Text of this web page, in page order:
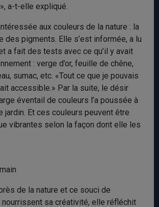
a-t-elle expliqué.
aux couleurs de la nature : la
des pigments. Elle s’est informée, a lu
a fait des tests avec ce qu’il y avait
: verge d’or, feuille de chêne,
sumac, etc. «Tout ce que je pouvais
accessible.» Par la suite, le désir
éventail de couleurs l’a poussée à
jardin. Et ces couleurs peuvent être
vibrantes selon la façon dont elle les
de la nature et ce souci de
nourrissent sa créativité, elle réfléchit